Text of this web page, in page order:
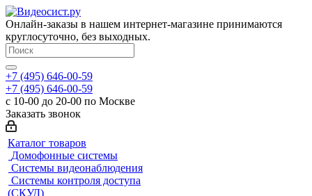
Онлайн-заказы в нашем интернет-магазине принимаются
круглосуточно, без выходных.
+7 (495) 646-00-59
+7 (495) 646-00-59
с 10-00 до 20-00 по Москве
Заказать звонок
Каталог товаров
Домофонные системы
Системы видеонаблюдения
Системы контроля доступа
(СКУД)